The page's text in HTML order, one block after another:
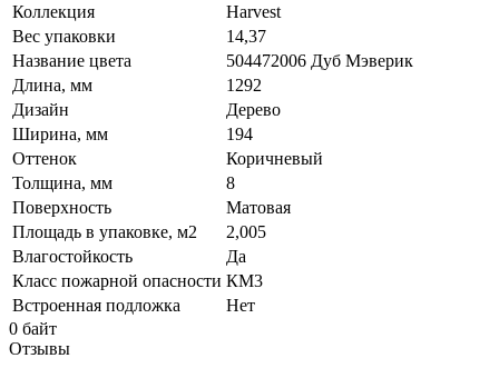
Коллекция
Harvest
Вес упаковки
14,37
Название цвета
504472006 Дуб Мэверик
Длина, мм
1292
Дизайн
Дерево
Ширина, мм
194
Оттенок
Коричневый
Толщина, мм
8
Поверхность
Матовая
Площадь в упаковке, м2
2,005
Влагостойкость
Да
Класс пожарной опасности КМ3
Встроенная подложка
Нет
0 байт
Отзывы